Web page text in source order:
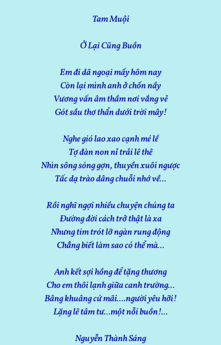
Tam Muội
Ở Lại Cũng Buồn
Em đi dã ngoại mấy hôm nay
Còn lại mình anh ở chốn nầy
Vương vấn âm thầm nơi vắng vẻ
Gót sầu thơ thẩn dưới trời mây!
Nghe gió lao xao cạnh mé lề
Tợ đàn non nỉ trải lê thê
Nhìn sông sóng gợn, thuyền xuôi ngược
Tấc dạ trào dâng chuỗi nhớ về…
Rồi nghĩ ngợi nhiều chuyện chúng ta
Đường đời cách trở thật là xa
Nhưng tim trót lỡ ngàn rung động
Chẳng biết làm sao có thể mà…
Anh kết sợi hồng để tặng thương
Cho em thôi lạnh giữa canh trường…
Bâng khuâng cứ mãi….người yêu hỡi!
Lặng lẽ tâm tư…một nỗi buồn!…
Nguyễn Thành Sáng